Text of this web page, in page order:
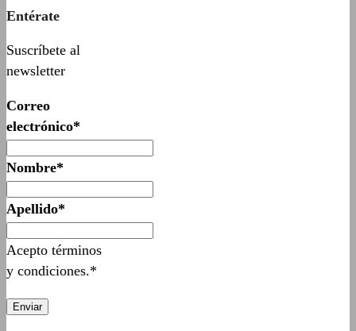
Entérate
Suscríbete al
newsletter
Correo
electrónico*
Nombre*
Apellido*
Acepto términos
y condiciones.*